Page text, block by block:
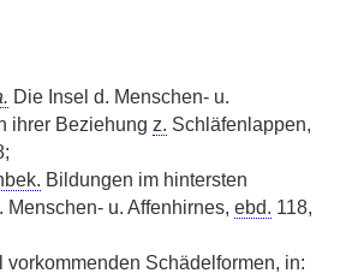
Die Insel d. Menschen- u.
ihrer Beziehung z. Schläfenlappen,
Bildungen im hintersten
Menschen- u. Affenhirnes, ebd. 118,
vorkommenden Schädelformen, in: